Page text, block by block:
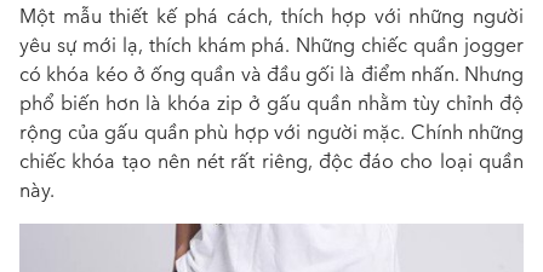
Một mẫu thiết kế phá cách, thích hợp với những người
yêu sự mới lạ, thích khám phá. Những chiếc quần jogger
có khóa kéo ở ống quần và đầu gối là điểm nhấn. Nhưng
phổ biến hơn là khóa zip ở gấu quần nhằm tùy chỉnh độ
rộng của gấu quần phù hợp với người mặc. Chính những
chiếc khóa tạo nên nét rất riêng, độc đáo cho loại quần
này.